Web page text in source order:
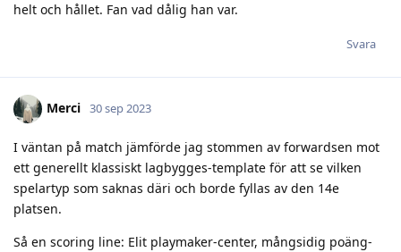
helt och hållet. Fan vad dålig han var.
Svara
Merci 30 sep 2023
I väntan på match jämförde jag stommen av forwardsen mot
ett generellt klassiskt lagbygges-template för att se vilken
spelartyp som saknas däri och borde fyllas av den 14e
platsen.
Så en scoring line: Elit playmaker-center, mångsidig poäng-